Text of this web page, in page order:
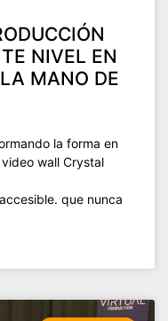
NIVEL EN
MANO DE
la forma en
wall Crystal
que nunca